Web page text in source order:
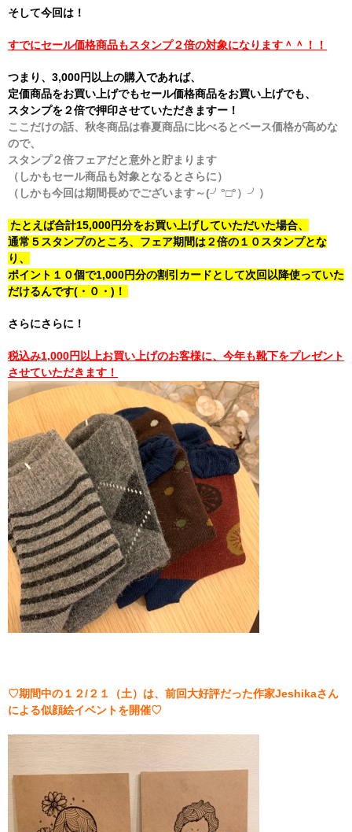
そして今回は！
すでにセール価格商品もスタンプ２倍の対象になります＾＾！！
つまり、3,000円以上の購入であれば、
定価商品をお買い上げでもセール価格商品をお買い上げでも、
スタンプを２倍で押印させていただきますー！
ここだけの話、秋冬商品は春夏商品に比べるとベース価格が高めな
ので、
スタンプ２倍フェアだと意外と貯まります
（しかもセール商品も対象となるとさらに）
（しかも今回は期間長めでございます～(╯°□°）╯）
たとえば合計15,000円分をお買い上げしていただいた場合、
通常５スタンプのところ、フェア期間は２倍の１０スタンプとな
り、
ポイント１０個で1,000円分の割引カードとして次回以降使っていた
だけるんです(・０・)！
さらにさらに！
税込み1,000円以上お買い上げのお客様に、今年も靴下をプレゼント
させていただきます！
♡期間中の１２/２１（土）は、前回大好評だった作家Jeshikaさん
による似顔絵イベントを開催♡